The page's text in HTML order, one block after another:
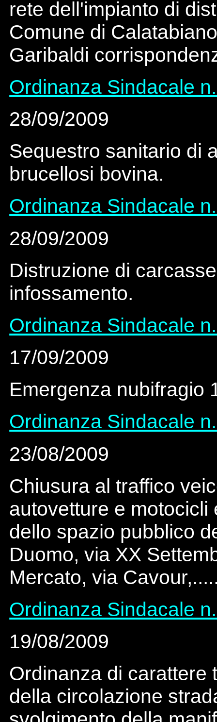
rete dell'impianto di
Comune di
Garibaldi
Ordinanza Sindacale
28/09/2009
Sequestro sanitario di
brucellosi bovina.
Ordinanza Sindacale
28/09/2009
Distruzione di
infossamento.
Ordinanza Sindacale
17/09/2009
Emergenza nubifragio
Ordinanza Sindacale
23/08/2009
Chiusura al traffico
autovetture e
dello spazio pubblico
Duomo, via XX
Mercato, via
Ordinanza Sindacale
19/08/2009
Ordinanza di carattere
della circolazione